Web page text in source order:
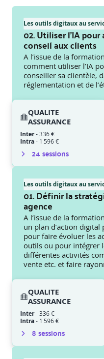
Les outils digitaux au
02. Utiliser l’IA
conseil aux clients
A l’issue de la
comment utiliser l’IA
conseiller sa clientèle,
réglementation et de
QUALITE
ASSURANCE
Inter-336 €
Intra- 1 596 €
24sessions
Les outils digitaux au
01. Définir la
agence
A l’issue de la
un plan d’action digital
pour faire évoluer les
outils ou pour intégrer
différentes activités
vente etc. et faire
QUALITE
ASSURANCE
Inter-336 €
Intra- 1 596 €
8sessions